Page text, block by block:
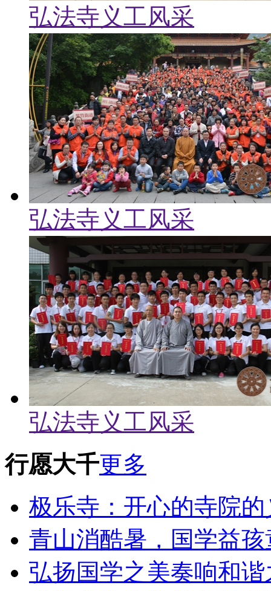
弘法寺义工风采
弘法寺义工风采
弘法寺义工风采
行愿大千更多
极乐寺：开心的寺院的
青山消酷暑，国学益孩
弘扬国学之美奏响和谐